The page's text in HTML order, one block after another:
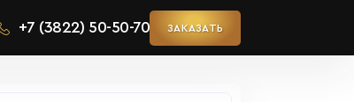
+7 (3822) 50-50-70 ЗАКАЗАТЬ